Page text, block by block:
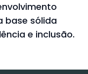
base sólida
e inclusão.